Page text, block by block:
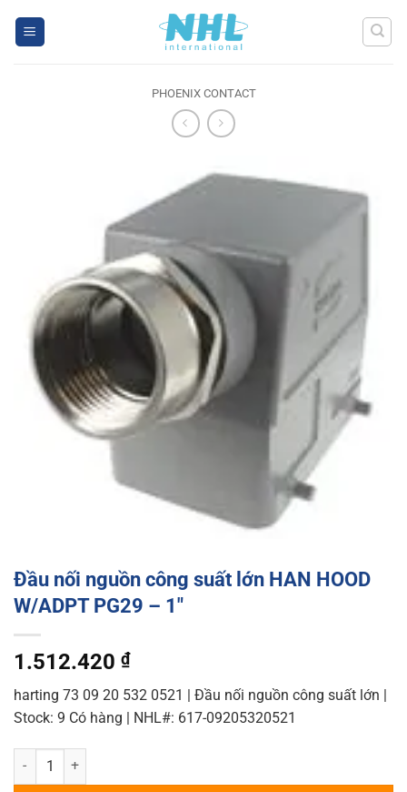
PHOENIX CONTACT
Đầu nối nguồn công suất lớn HAN HOOD
W/ADPT PG29 – 1″
1.512.420 ₫
harting 73 09 20 532 0521 | Đầu nối nguồn công suất lớn |
Stock: 9 Có hàng | NHL#: 617-09205320521
Đầu nối nguồn công suất lớn HAN HOOD W/ADPT PG29 - 1" quantity